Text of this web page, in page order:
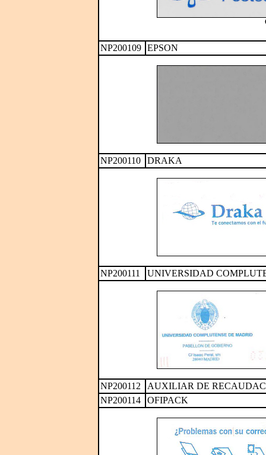
NP200109 EPSON
NP200110 DRAKA
NP200111 UNIVERSIDAD
NP200112
AUXILIAR DE
NP200114
OFIPACK